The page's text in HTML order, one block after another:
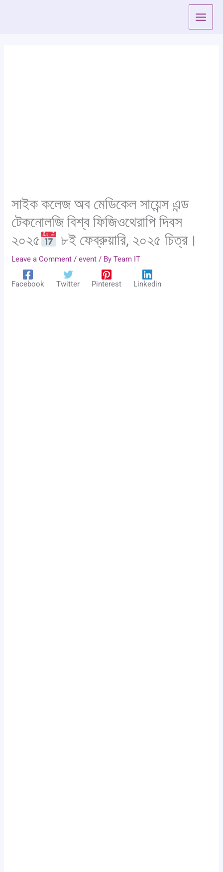
সাইক কলেজ অব মেডিকেল সায়েন্স এন্ড
টেকনোলজি বিশ্ব ফিজিওথেরাপি দিবস
২০২৫
৮ই ফেব্রুয়ারি, ২০২৫ চিত্র।
Leave a Comment /event / ByTeam IT
Facebook Twitter Pinterest Linkedin